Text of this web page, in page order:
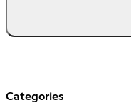
Categories